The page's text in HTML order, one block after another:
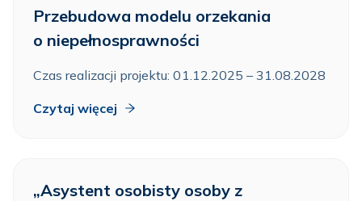
Przebudowa modelu orzekania
o niepełnosprawności
Czas realizacji projektu: 01.12.2025 – 31.08.2028
Czytaj więcej
„Asystent osobisty osoby z